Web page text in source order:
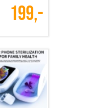
199,-